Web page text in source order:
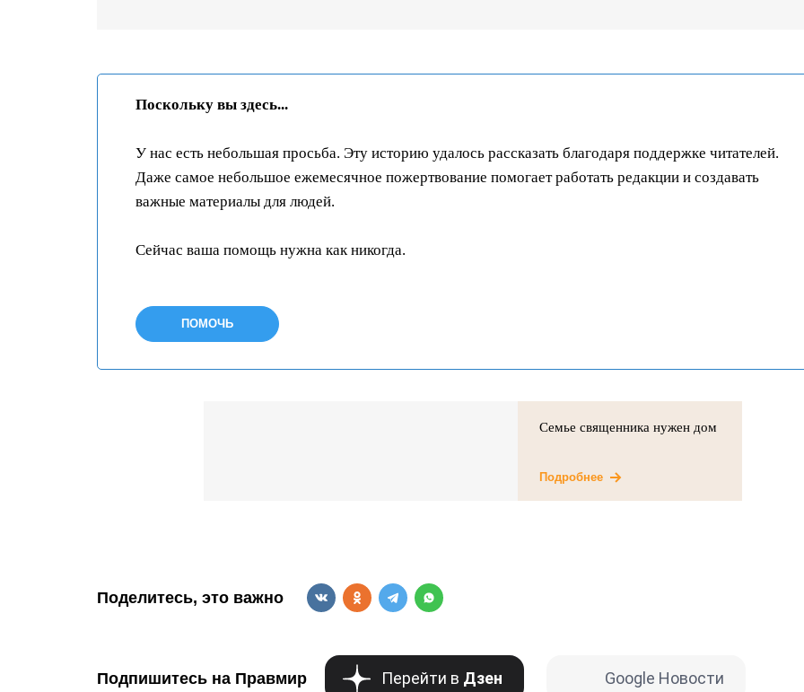
Поскольку вы здесь...
У нас есть небольшая просьба. Эту историю удалось рассказать благодаря поддержке читателей.
Даже самое небольшое ежемесячное пожертвование помогает работать редакции и создавать
важные материалы для людей.
Сейчас ваша помощь нужна как никогда.
ПОМОЧЬ
Семье священника нужен дом
Подробнее
Поделитесь, это важно
Подпишитесь на Правмир Перейти в Дзен Google Новости